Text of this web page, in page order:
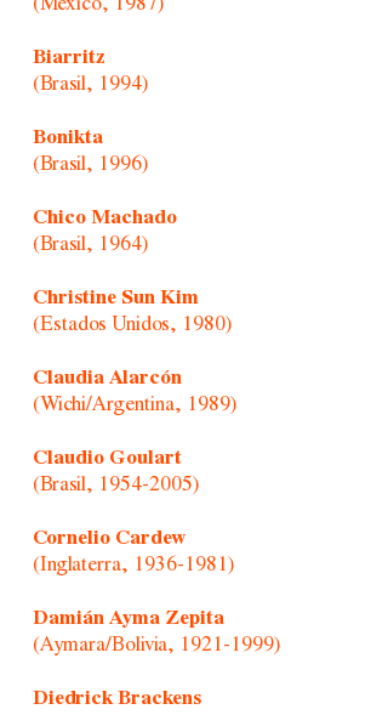
Biarritz
(Brasil, 1994)
Bonikta
(Brasil, 1996)
Chico Machado
(Brasil, 1964)
Christine Sun Kim
(Estados Unidos, 1980)
Claudia Alarcón
(Wichi/Argentina, 1989)
Claudio Goulart
(Brasil, 1954-2005)
Cornelio Cardew
(Inglaterra, 1936-1981)
Damián Ayma Zepita
(Aymara/Bolivia, 1921-1999)
Diedrick Brackens